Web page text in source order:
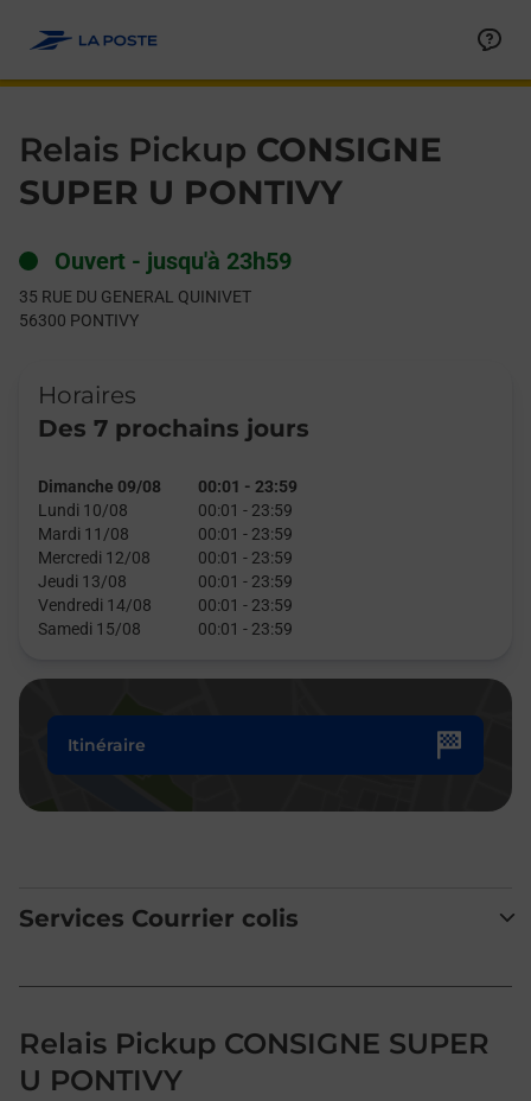
Relais Pickup CONSIGNE
SUPER U PONTIVY
Ouvert - jusqu'à 23h59
35 RUE DU GENERAL QUINIVET
56300 PONTIVY
Horaires
Des 7 prochains jours
Dimanche 09/08 00:01 - 23:59
Lundi 10/08
00:01 - 23:59
Mardi 11/08
00:01 - 23:59
Mercredi 12/08
00:01 - 23:59
Jeudi 13/08
00:01 - 23:59
Vendredi 14/08
00:01 - 23:59
Samedi 15/08
00:01 - 23:59
Itinéraire
Services Courrier colis
Relais Pickup CONSIGNE SUPER
U PONTIVY